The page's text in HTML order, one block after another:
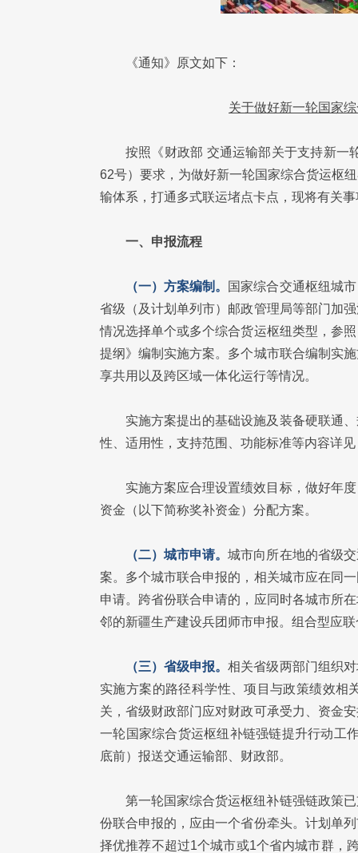
《通知》原文如下：
关于做好新一轮国家
按照《财政部 交通运输部关于支持新一
62号）要求，为做好新一轮国家综合货运枢
输体系，打通多式联运堵点卡点，现将有关
一、申报流程
（一）方案编制。 国家综合交通枢纽城
省级（及计划单列市）邮政管理局等部门加
情况选择单个或多个综合货运枢纽类型，参
提纲》编制实施方案。多个城市联合编制实
享共用以及跨区域一体化运行等情况。
实施方案提出的基础设施及装备硬联通
性、适用性，支持范围、功能标准等内容详
实施方案应合理设置绩效目标，做好年
资金（以下简称奖补资金）分配方案。
（二）城市申请。城市向所在地的省级
案。多个城市联合申报的，相关城市应在同
申请。跨省份联合申请的，应同时各城市所
邻的新疆生产建设兵团师市申报。组合型应
（三）省级申报。相关省级两部门组织
实施方案的路径科学性、项目与政策绩效相
关，省级财政部门应对财政可承受力、资金
一轮国家综合货运枢纽补链强链提升行动工
底前）报送交通运输部、财政部。
第一轮国家综合货运枢纽补链强链政策
份联合申报的，应由一个省份牵头。计划单
择优推荐不超过1个城市或1个省内城市群，